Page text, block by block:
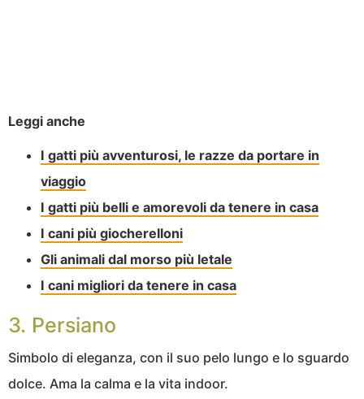
Leggi anche
I gatti più avventurosi, le razze da portare in
viaggio
I gatti più belli e amorevoli da tenere in casa
I cani più giocherelloni
Gli animali dal morso più letale
I cani migliori da tenere in casa
3. Persiano
Simbolo di eleganza, con il suo pelo lungo e lo sguardo
dolce. Ama la calma e la vita indoor.